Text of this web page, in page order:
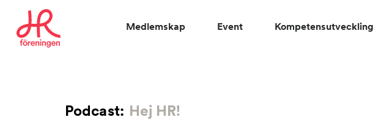
Medlemskap Event Kompetensutveckling
Podcast: Hej HR!